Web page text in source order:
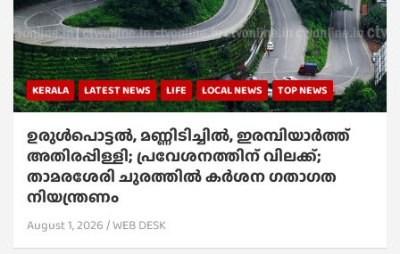
KERALA LATEST NEWS LIFE LOCAL NEWS TOP NEWS
ഉരുൾപൊട്ടൽ, മണ്ണിടിച്ചിൽ, ഇരമ്പിയാര്‍ത്ത്
അതിരപ്പിള്ളി; പ്രവേശനത്തിന് വിലക്ക്;
താമരശേരി ചുരത്തില്‍ കര്‍ശന ഗതാഗത
നിയന്ത്രണം
August 1, 2026 WEB DESK